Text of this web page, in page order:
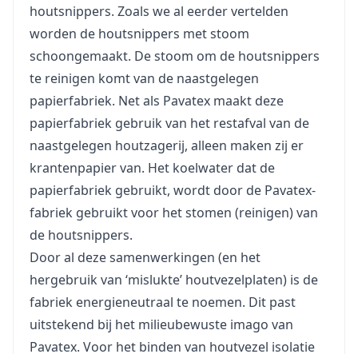
houtsnippers. Zoals we al eerder vertelden
worden de houtsnippers met stoom
schoongemaakt. De stoom om de houtsnippers
te reinigen komt van de naastgelegen
papierfabriek. Net als Pavatex maakt deze
papierfabriek gebruik van het restafval van de
naastgelegen houtzagerij, alleen maken zij er
krantenpapier van. Het koelwater dat de
papierfabriek gebruikt, wordt door de Pavatex-
fabriek gebruikt voor het stomen (reinigen) van
de houtsnippers.
Door al deze samenwerkingen (en het
hergebruik van ‘mislukte’ houtvezelplaten) is de
fabriek energieneutraal te noemen. Dit past
uitstekend bij het milieubewuste imago van
Pavatex. Voor het binden van houtvezel isolatie